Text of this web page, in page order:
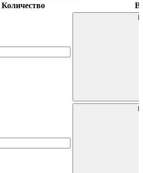
Количество В